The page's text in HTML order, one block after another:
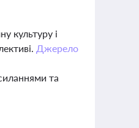
культуру і
Джерело
та